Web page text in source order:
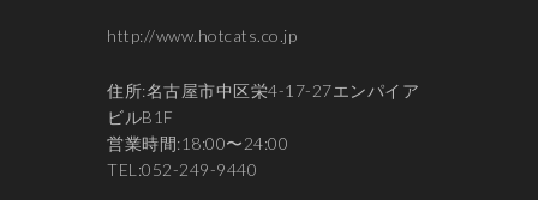
http://www.hotcats.co.jp
住所:名古屋市中区栄4-17-27エンパイア
ビルB1F
営業時間:18:00〜24:00
TEL:052-249-9440